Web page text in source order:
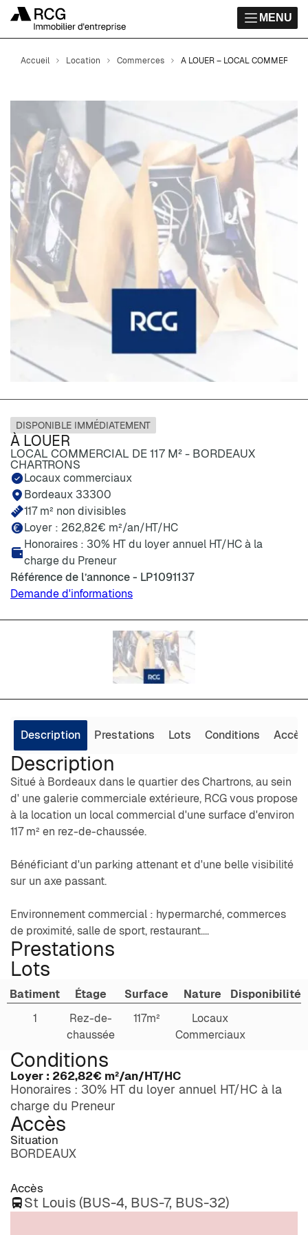
MENU
Accueil Location Commerces A LOUER – LOCAL
DISPONIBLE IMMÉDIATEMENT
À LOUER
LOCAL COMMERCIAL DE 117 M² - BORDEAUX
CHARTRONS
Locaux commerciaux
Bordeaux 33300
117 m² non divisibles
Loyer : 262,82€ m²/an/HT/HC
Honoraires : 30% HT du loyer annuel HT/HC à la
charge du Preneur
Référence de l’annonce - LP1091137
Demande d'informations
Description Prestations Lots Conditions Accès
Description
Situé à Bordeaux dans le quartier des Chartrons, au sein
d' une galerie commerciale extérieure, RCG vous propose
à la location un local commercial d'une surface d'environ
117 m² en rez-de-chaussée.
Bénéficiant d'un parking attenant et d'une belle visibilité
sur un axe passant.
Environnement commercial : hypermarché, commerces
de proximité, salle de sport, restaurant....
Prestations
Lots
Batiment Étage Surface Nature
Disponibilité
1
Rez-de-
chaussée
117m²
Locaux
Commerciaux
Conditions
Loyer : 262,82€ m²/an/HT/HC
Honoraires : 30% HT du loyer annuel HT/HC à la
charge du Preneur
Accès
Situation
BORDEAUX
Accès
St Louis (BUS-4, BUS-7, BUS-32)